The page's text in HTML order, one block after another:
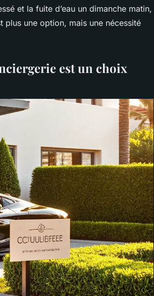
et la fuite d’eau un dimanche matin,
plus une option, mais une nécessité
est un choix